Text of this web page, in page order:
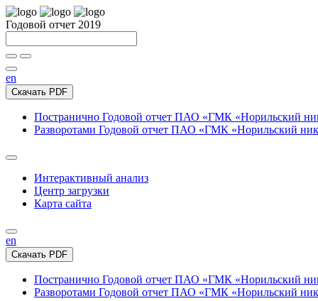
Годовой отчет 2019
en
Скачать PDF
Постранично Годовой отчет ПАО «ГМК «Норильский
Разворотами Годовой отчет ПАО «ГМК «Норильский
Интерактивный анализ
Центр загрузки
Карта сайта
en
Скачать PDF
Постранично Годовой отчет ПАО «ГМК «Норильский
Разворотами Годовой отчет ПАО «ГМК «Норильский